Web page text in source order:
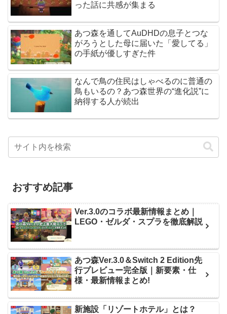
った話に共感が集まる
あつ森を通してAuDHDの息子とつな
がろうとした母に届いた「愛してる」
の手紙が優しすぎた件
なんで鳥の住民はしゃべるのに普通の
鳥もいるの？あつ森世界の“進化説”に
納得する人が続出
おすすめ記事
Ver.3.0のコラボ最新情報まとめ｜
LEGO・ゼルダ・スプラを徹底解説
あつ森Ver.3.0＆Switch 2 Edition先
行プレビュー完全版｜新要素・仕
様・最新情報まとめ!
新施設「リゾートホテル」とは？